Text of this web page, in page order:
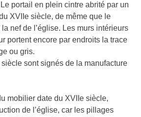
portail en plein cintre abrité par un
XVIIe siècle, de même que le
nef de l’église. Les murs intérieurs
portent encore par endroits la trace
ou gris.
sont signés de la manufacture
mobilier date du XVIIe siècle,
de l’église, car les pillages